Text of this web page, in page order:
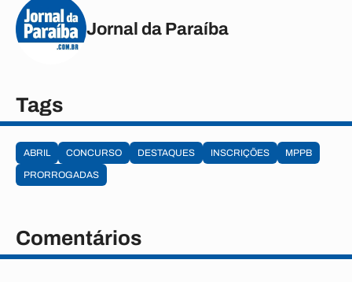
Jornal da Paraíba
Tags
ABRIL CONCURSO DESTAQUES INSCRIÇÕES
MPPB
PRORROGADAS
Comentários